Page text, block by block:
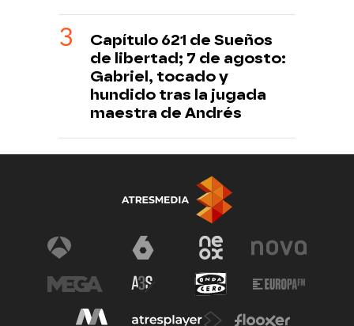
Capítulo 621 de Sueños
de libertad; 7 de agosto:
Gabriel, tocado y
hundido tras la jugada
maestra de Andrés